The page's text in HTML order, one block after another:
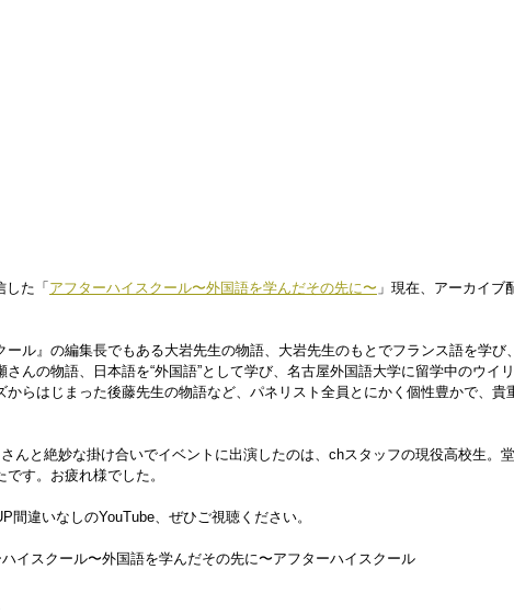
した「 アフターハイスクール〜外国語を学んだその先に〜 」現在、アーカイブ
ール』の編集⻑でもある大岩先生の物語、大岩先生のもとでフランス語を学び
んの物語、日本語を“外国語”として学び、名古屋外国語大学に留学中のウイ
からはじまった後藤先生の物語など、パネリスト全員とにかく個性豊かで、貴
んと絶妙な掛け合いでイベントに出演したのは、chスタッフの現役高校生。
す。お疲れ様でした。
間違いなしのYouTube、ぜひご視聴ください。
イスクール〜外国語を学んだその先に〜アフターハイスクール